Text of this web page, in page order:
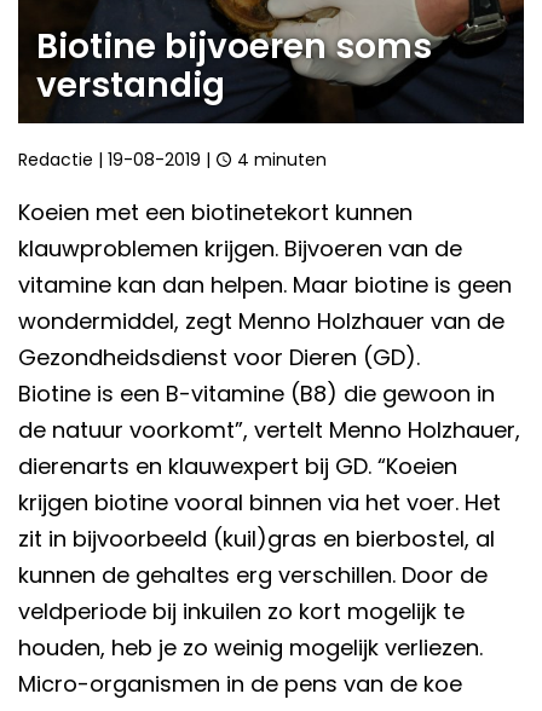
Biotine bijvoeren soms
verstandig
Redactie | 19-08-2019 | 4 minuten
Koeien met een biotinetekort kunnen
klauwproblemen krijgen. Bijvoeren van de
vitamine kan dan helpen. Maar biotine is geen
wondermiddel, zegt Menno Holzhauer van de
Gezondheidsdienst voor Dieren (GD).
Biotine is een B-vitamine (B8) die gewoon in
de natuur voorkomt”, vertelt Menno Holzhauer,
dierenarts en klauwexpert bij GD. “Koeien
krijgen biotine vooral binnen via het voer. Het
zit in bijvoorbeeld (kuil)gras en bierbostel, al
kunnen de gehaltes erg verschillen. Door de
veld­periode bij inkuilen zo kort mogelijk te
houden­, heb je zo weinig mogelijk verliezen.
Micro-organismen in de pens van de koe